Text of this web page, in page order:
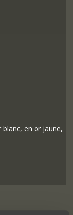
blanc, en or jaune,